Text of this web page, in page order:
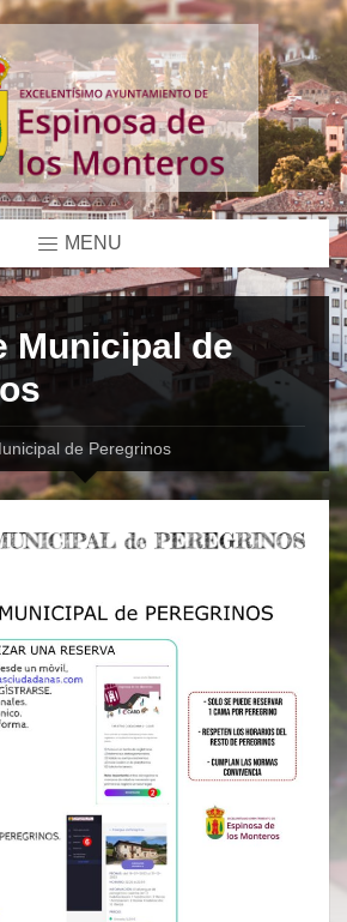
MENU
Municipal de
de Peregrinos